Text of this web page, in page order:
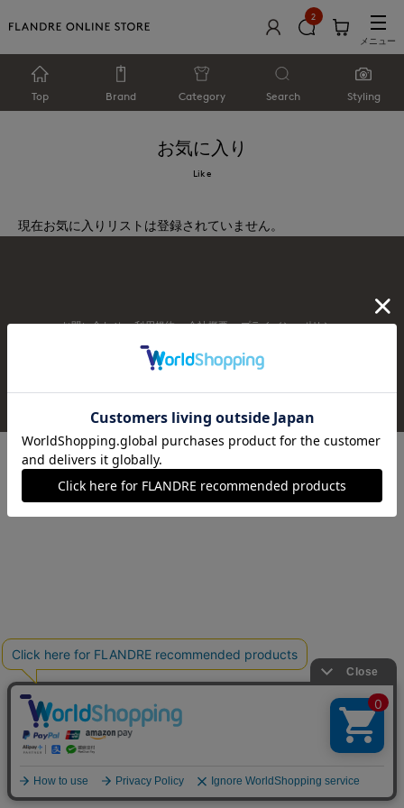
2
メニュー
Top Brand Category Search Styling
お気に入り
Like
現在お気に入りリストは登録されていません。
お問い合わせ 利用規約 会社概要 プライバシーポリシー
特定商取引・古物営業法に基づく表示
© FLANDRE CO., LTD.